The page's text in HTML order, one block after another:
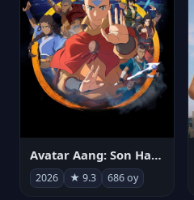
Avatar Aang: Son Havabükücü
2026 ★ 9.3 686 oy